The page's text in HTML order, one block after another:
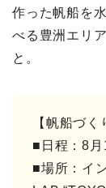
作った帆船を
べる豊洲エリ
と。
【帆船づく
■日程：8月
■場所：イ